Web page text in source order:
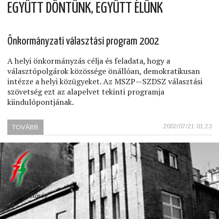
EGYÜTT DÖNTÜNK, EGYÜTT ÉLÜNK
Önkormányzati választási program 2002
A helyi önkormányzás célja és feladata, hogy a
választópolgárok közössége önállóan, demokratikusan
intézze a helyi közügyeket. Az MSZP—SZDSZ választási
szövetség ezt az alapelvet tekinti programja
kiindulópontjának.
2002/07/21 01:23
TOVÁBB
DÖNTÜNK,
EGYÜTT
Szerkesztőség